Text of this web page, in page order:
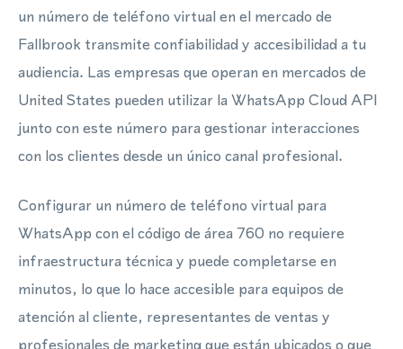
un número de teléfono virtual en el mercado de
Fallbrook transmite confiabilidad y accesibilidad a tu
audiencia. Las empresas que operan en mercados de
United States pueden utilizar la WhatsApp Cloud API
junto con este número para gestionar interacciones
con los clientes desde un único canal profesional.
Configurar un número de teléfono virtual para
WhatsApp con el código de área 760 no requiere
infraestructura técnica y puede completarse en
minutos, lo que lo hace accesible para equipos de
atención al cliente, representantes de ventas y
profesionales de marketing que están ubicados o que